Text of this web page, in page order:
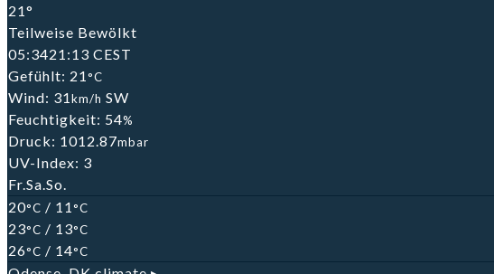
21°
Teilweise Bewölkt
05:3421:13 CEST
Gefühlt: 21 °C
Wind: 31km/h SW
Feuchtigkeit: 54%
Druck: 1012.87mbar
UV-Index: 3
Fr.Sa.So.
20°C / 11 °C
23°C / 13°C
26°C / 14°C